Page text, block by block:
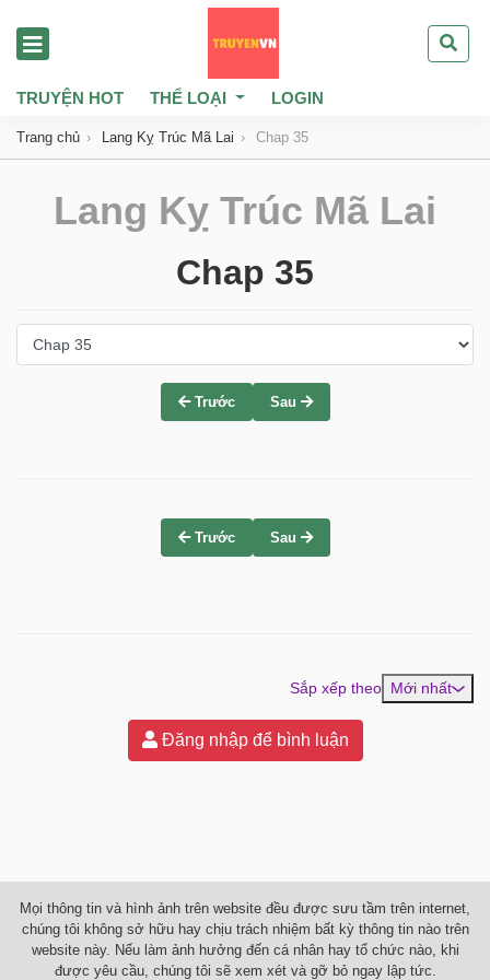
TRUYỆN HOT THỂ LOẠI LOGIN
Trang chủ Lang Kỵ Trúc Mã Lai Chap 35
Lang Kỵ Trúc Mã Lai
Chap 35
Trước Sau
Trước Sau
Sắp xếp theo Mới nhất
Đăng nhập để bình luận
Mọi thông tin và hình ảnh trên website đều được sưu tầm trên internet,
chúng tôi không sở hữu hay chịu trách nhiệm bất kỳ thông tin nào trên
website này. Nếu làm ảnh hưởng đến cá nhân hay tổ chức nào, khi
được yêu cầu, chúng tôi sẽ xem xét và gỡ bỏ ngay lập tức.